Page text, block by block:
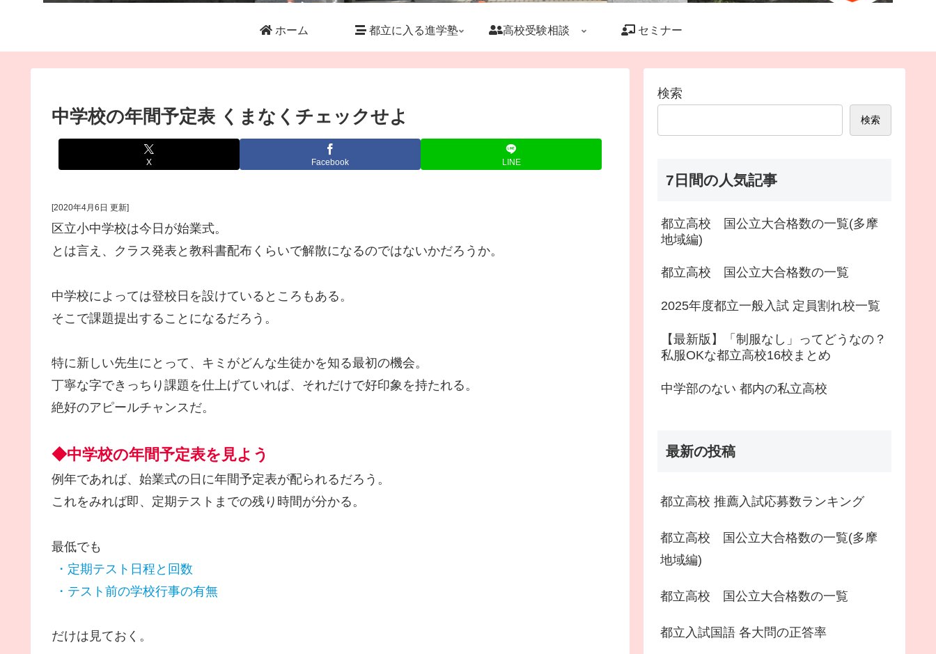
ホーム 都立に入る進学塾 高校受験相談 セミナー
中学校の年間予定表 くまなくチェックせよ
X Facebook LINE
[2020年4月6日 更新]
区立小中学校は今日が始業式。
とは言え、クラス発表と教科書配布くらいで解散になるのではないかだろうか。
中学校によっては登校日を設けているところもある。
そこで課題提出することになるだろう。
特に新しい先生にとって、キミがどんな生徒かを知る最初の機会。
丁寧な字できっちり課題を仕上げていれば、それだけで好印象を持たれる。
絶好のアピールチャンスだ。
◆中学校の年間予定表を見よう
例年であれば、始業式の日に年間予定表が配られるだろう。
これをみれば即、定期テストまでの残り時間が分かる。
最低でも
・定期テスト日程と回数
・テスト前の学校行事の有無
だけは見ておく。
検索
検索
7日間の人気記事
都立高校 国公立大合格数の一覧(多摩
地域編)
都立高校 国公立大合格数の一覧
2025年度都立一般入試 定員割れ校一覧
【最新版】「制服なし」ってどうなの？
私服OKな都立高校16校まとめ
中学部のない 都内の私立高校
最新の投稿
都立高校 推薦入試応募数ランキング
都立高校 国公立大合格数の一覧(多摩
地域編)
都立高校 国公立大合格数の一覧
都立入試国語 各大問の正答率